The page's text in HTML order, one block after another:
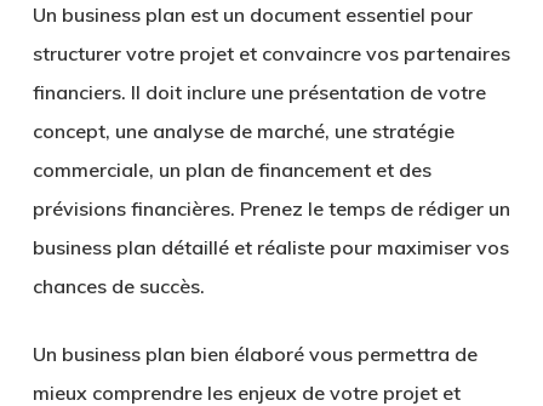
Un business plan est un document essentiel pour
structurer votre projet et convaincre vos partenaires
financiers. Il doit inclure une présentation de votre
concept, une analyse de marché, une stratégie
commerciale, un plan de financement et des
prévisions financières. Prenez le temps de rédiger un
business plan détaillé et réaliste pour maximiser vos
chances de succès.
Un business plan bien élaboré vous permettra de
mieux comprendre les enjeux de votre projet et